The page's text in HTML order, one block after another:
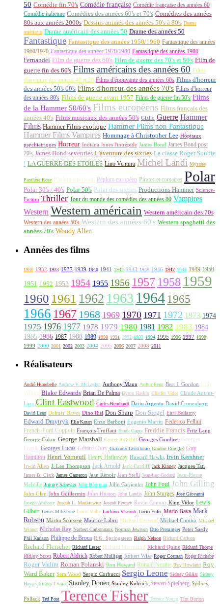
50 Comédie fin 70's Comédie française Comédie française des années 60
Comédie italienne Comédies des années 60's et 70's Comédies des années
80s aux années 2000s Dessins animés des années 50's à 80's Drame
américain Drame américain des années 50 Drame des années 50
Fantastique Fantastique des années 1950/1960 Fantastique des années
1960/1970 Fantastique des années 1970/1980 Fantastique des années 1980
Fernandel Film de guerre des 60's Film de guerre des 70's et 80's Film de
guerre fin des 60's Films américains des années 60 Films
d'aventure des années 40 et 50 Films d'épouvante des années 60s Films d'horreur
des années 50's 60's Films d'horreur des années 70's Films d'horreur
des années 80's Films de guerre avant 1957 Films de guerre fin 50's Films
de la Hammer 50/60's Films européens Films français des
années 40's Films musicaux des années 50's Giallo Guerre Hammer
Films Hammer Films exotique Hammer Films non Fantastique
Hammer Films Vampires Hommage à Christopher Lee Hôpitaux
psychiatriques Horreur Indiana Jones l'intrépide James Bond James Bond post
70's James Bond seventies L'aventure des sixties La classe Roger Soubie
! LA GUERRE DES ETOILES Lino Ventura Michel Landi Mystère
Panthère Rose Péplum américain Péplum européen Pirates et corsaires Polar
Polar 30's / 40's Polar 50's Polar des sixties Productions Hammer Science-
Fiction Thriller Tour du monde des comédies des années 80 Vampires
Western Western américain Western américain des 70s
Western des années 50's Western des années 60's Western spaghetti des
années 70's Woody Allen
Années des films
1930 1932 1933 1937 1939 1940 1941 1942 1943 1945 1946 1947 1948 1949 1950
1951 1952 1953 1954 1955 1956 1957 1958 1959
1960 1961 1962 1963 1964 1965
1966 1967 1968 1969 1970 1971 1972 1973 1974
1975 1976 1977 1978 1979 1980 1981 1982 1983 1984
1985 1986 1987 1988 1989 1990 1991 1992 1993 1994 1995 1996 1997 1998
1999 2000 2001 2002 2003 2004 2005 2006 2007 2008 2011
Réalisateurs
André Hunebelle Andrew V. McLaglen Anthony Mann Arthur Penn Bert I. Gordon
Billy
Wilder Blake Edwards Brian De Palma Byron Haskin Charles Vidor Claude Autant-
Lara Clint Eastwood Curtis Bernhardt Dario Argento David Cronenberg
David Lean Delmer Daves Dino Risi Don Sharp Don Siegel Earl Bellamy
Edward Dmytryk Elia Kazan Enzo Barboni Eugenio Martín Federico Fellini
Francis Ford Coppola François Truffaut Frank Capra Freddie Francis Fritz Lang
George Cukor George Marshall George Roy Hill Georges Combret Georges
Franju Georges Lucas Gérard Oury Giacomo Gentilomo Gordon Douglas Guy
Hamilton Henri Verneuil Henry Hathaway Howard Hawks Irvin Kershner
Irwin Allen J. Lee Thompson Jack Arnold Jack Cardiff Jack Kinney Jacques Tati
James B. Clark James Cameron Jean Renoir Jean Stelli Jean-Luc Godard Jean-Pierre
Melville Jimmy Sangster John Boorman John Carpenter John Ford John Gilling
John Glen John Guillermin John Huston John Landis John Sturges José Giovanni
Joseph Anthony Joseph L. Mankiewicz Joseph Pevney Kevin Connor King Vidor Lewis
Gilbert Lewis Milestone Louis Malle Luchino Visconti Lucio Fulci Mario Bava Mark
Robson Martin Scorsese Maurice Labro Michael Carreras Michael Cimino Michael
Winner Nicholas Ray Norbert Carbonnaux Norman Jewison Otto Preminger Peter Sasdy
Phil Karlson Philippe de Broca R.G. Springsteen Ralph Nelson Richard Carlson
Richard Fleischer Richard Lester Richard Marquand Richard Quine Richard Thorpe
Ridley Scott Robert Aldrich Robert Mulligan Robert Wise Roger Corman Roger Richebé
Roger Vadim Roman Polanski Ron Howard Ronald Neame Roy Rowland Roy
Ward Baker Sam Wood Sergio Corbucci Sergio Leone Sidney Gilliat Sidney
Hayers Sidney Lumet Stanley Donen Stanley Kubrick Steven Spielberg Sydney
Pollack Ted Post Terence Fisher Terence Young Tim Burton